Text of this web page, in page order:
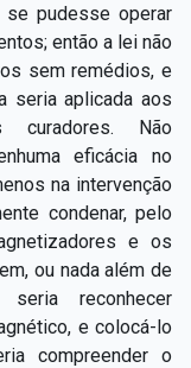
pudesse operar
então a lei não
sem remédios, e
seria aplicada aos
curadores. Não
eficácia no
na intervenção
condenar, pelo
e os
ou nada além de
seria reconhecer
e colocá-lo
compreender o